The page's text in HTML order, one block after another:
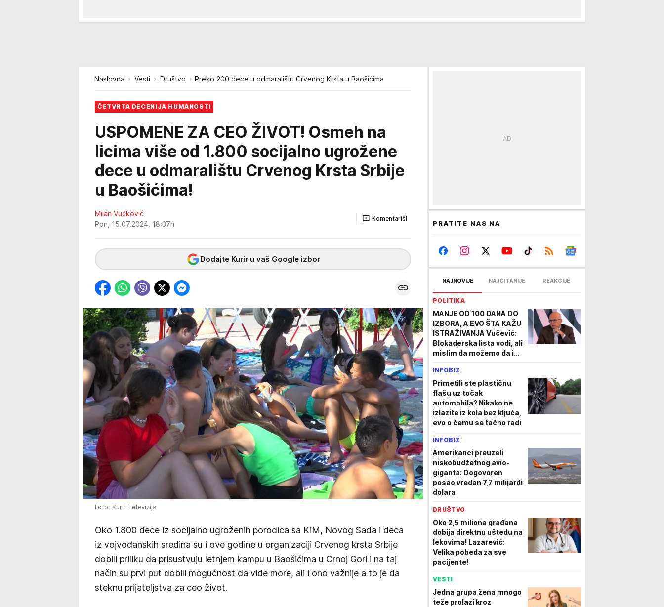
Naslovna Vesti Društvo Preko 200 dece u odmaralištu Crvenog Krsta u Baošićima
ČETVRTA DECENIJA HUMANOSTI
USPOMENE ZA CEO ŽIVOT! Osmeh na
licima više od 1.800 socijalno ugrožene
dece u odmaralištu Crvenog Krsta Srbije
u Baošićima!
Milan Vučković
Pon, 15.07.2024. 18:37h
Komentariši
Dodajte Kurir u vaš Google izbor
Foto: Kurir Televizija
Oko 1.800 dece iz socijalno ugroženih porodica sa KiM, Novog Sada i deca
iz vojvođanskih sredina su i ove godine u organizaciji Crvenog krsta Srbije
dobili priliku da prisustvuju letnjem kampu u Baošićima u Crnoj Gori i na taj
način su prvi put dobili mogućnost da vide more, ali i ono važnije a to je da
steknu prijateljstva za ceo život.
PRATITE NAS NA
NAJNOVIJE NAJČITANIJE REAKCIJE
POLITIKA
MANJE OD 100 DANA DO
IZBORA, A EVO ŠTA KAŽU
ISTRAŽIVANJA Vučević:
Blokaderska lista vodi, ali
mislim da možemo da im
INFOBIZ
Primetili ste plastičnu
flašu uz točak
automobila? Nikako ne
izlazite iz kola bez ključa,
evo o čemu se tačno radi
INFOBIZ
Amerikanci preuzeli
niskobudžetnog avio-
giganta: Dogovoren
posao vredan 7,7 milijardi
dolara
DRUŠTVO
Oko 2,5 miliona građana
dobija direktnu uštedu na
lekovima! Lazarević:
Velika pobeda za sve
pacijente!
VESTI
Jedna grupa žena mnogo
teže prolazi kroz